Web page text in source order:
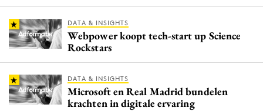
DATA & INSIGHTS
Webpower koopt tech-start up Science
Rockstars
DATA & INSIGHTS
Microsoft en Real Madrid bundelen
krachten in digitale ervaring